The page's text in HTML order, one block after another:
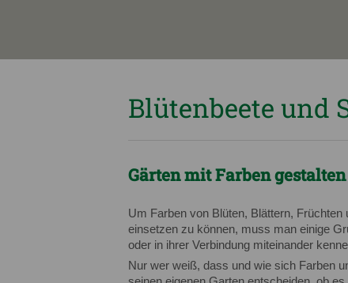
Blütenbeete und
Gärten mit Farben gestalten
Um Farben von Blüten, Blättern,
einsetzen zu können, muss man einige
oder in ihrer Verbindung miteinander
Nur wer weiß, dass und wie sich Farben